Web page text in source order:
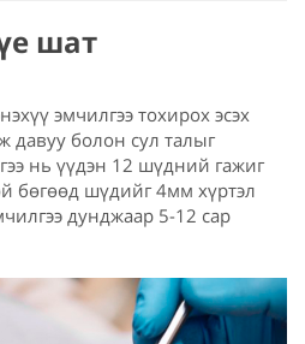
шат
эмчилгээ тохирох эсэх
давуу болон сул талыг
нь үүдэн 12 шүдний гажиг
бөгөөд шүдийг 4мм хүртэл
дунджаар 5-12 сар